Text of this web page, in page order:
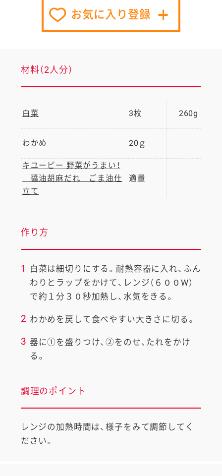
お気に入り登録
材料（2人分）
白菜 3枚 260g
わかめ 20ｇ
キユーピー 野菜がうまい！
醤油胡麻だれ ごま油仕
立て
適量
作り方
1
白菜は細切りにする。耐熱容器に入れ、ふん
わりとラップをかけて、レンジ（６００W）
で約１分３０秒加熱し、水気をきる。
2 わかめを戻して食べやすい大きさに切る。
3 器に①を盛りつけ、②をのせ、たれをかけ
る。
調理のポイント
レンジの加熱時間は、様子をみて調節してく
ださい。